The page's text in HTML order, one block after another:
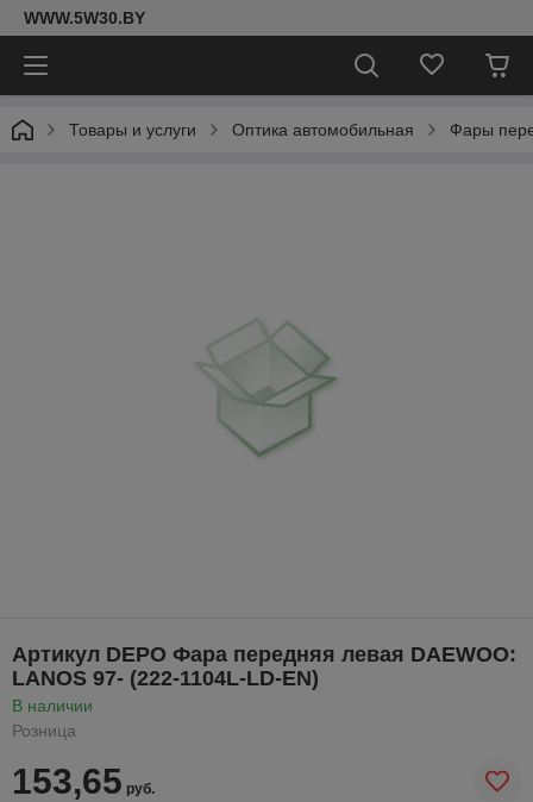
WWW.5W30.BY
Товары и услуги Оптика автомобильная Фары
Артикул DEPO Фара передняя левая DAEWOO:
LANOS 97- (222-1104L-LD-EN)
В наличии
Розница
153,65 руб.